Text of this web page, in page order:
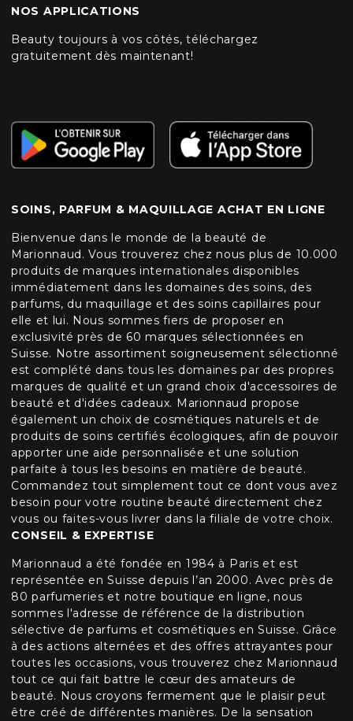
NOS APPLICATIONS
Beauty toujours à vos côtés, téléchargez
gratuitement dès maintenant!
SOINS, PARFUM & MAQUILLAGE ACHAT EN LIGNE
Bienvenue dans le monde de la beauté de
Marionnaud. Vous trouverez chez nous plus de 10.000
produits de marques internationales disponibles
immédiatement dans les domaines des soins, des
parfums, du maquillage et des soins capillaires pour
elle et lui. Nous sommes fiers de proposer en
exclusivité près de 60 marques sélectionnées en
Suisse. Notre assortiment soigneusement sélectionné
est complété dans tous les domaines par des propres
marques de qualité et un grand choix d'accessoires de
beauté et d'idées cadeaux. Marionnaud propose
également un choix de cosmétiques naturels et de
produits de soins certifiés écologiques, afin de pouvoir
apporter une aide personnalisée et une solution
parfaite à tous les besoins en matière de beauté.
Commandez tout simplement tout ce dont vous avez
besoin pour votre routine beauté directement chez
vous ou faites-vous livrer dans la filiale de votre choix.
CONSEIL & EXPERTISE
Marionnaud a été fondée en 1984 à Paris et est
représentée en Suisse depuis l’an 2000. Avec près de
80 parfumeries et notre boutique en ligne, nous
sommes l'adresse de référence de la distribution
sélective de parfums et cosmétiques en Suisse. Grâce
à des actions alternées et des offres attrayantes pour
toutes les occasions, vous trouverez chez Marionnaud
tout ce qui fait battre le cœur des amateurs de
beauté. Nous croyons fermement que le plaisir peut
être créé de différentes manières. De la sensation